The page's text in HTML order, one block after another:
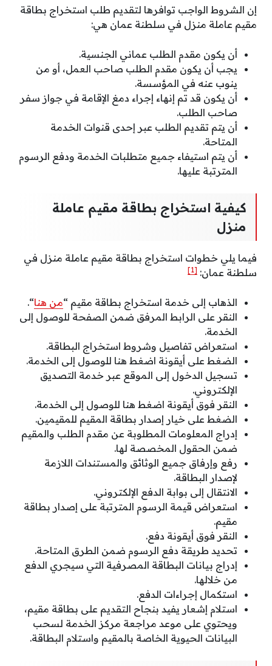
إن الشروط الواجب توافرها لتقديم طلب استخراج بطاقة
مقيم عاملة منزل في سلطنة عمان هي:
أن يكون مقدم الطلب عماني الجنسية.
‌يجب أن يكون مقدم الطلب صاحب العمل، أو من
ينوب عنه في المؤسسة.
أن يكون قد تم إنهاء إجراء دمغ الإقامة في جواز سفر
صاحب الطلب.
أن يتم تقديم الطلب عبر إحدى قنوات الخدمة
المتاحة.
أن يتم استيفاء جميع متطلبات الخدمة ودفع الرسوم
المترتبة عليها.
كيفية استخراج بطاقة مقيم عاملة
منزل
فيما يلي خطوات استخراج بطاقة مقيم عاملة منزل في
سلطنة عمان: [1]
الذهاب إلى خدمة استخراج بطاقة مقيم “من هنا“.
النقر على الرابط المرفق ضمن الصفحة للوصول إلى
الخدمة.
استعراض تفاصيل وشروط استخراج البطاقة.
الضغط على أيقونة اضغط هنا للوصول إلى الخدمة.
تسجيل الدخول إلى الموقع عبر خدمة التصديق
الإلكتروني.
النقر فوق أيقونة اضغط هنا للوصول إلى الخدمة.
الضغط على خيار إصدار بطاقة المقيم للمقيمين.
إدراج المعلومات المطلوبة عن مقدم الطلب والمقيم
ضمن الحقول المخصصة لها.
رفع وإرفاق جميع الوثائق والمستندات اللازمة
لإصدار البطاقة.
الانتقال إلى بوابة الدفع الإلكتروني.
استعراض قيمة الرسوم المترتبة على إصدار بطاقة
مقيم.
النقر فوق أيقونة دفع.
تحديد طريقة دفع الرسوم ضمن الطرق المتاحة.
إدراج بيانات البطاقة المصرفية التي سيجري الدفع
من خلالها.
استكمال إجراءات الدفع.
استلام إشعار يفيد بنجاح التقديم على بطاقة مقيم،
ويحتوي على موعد مراجعة مركز الخدمة لسحب
البيانات الحيوية الخاصة بالمقيم واستلام البطاقة.